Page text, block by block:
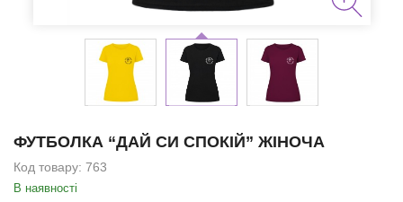
ФУТБОЛКА “ДАЙ СИ СПОКІЙ” ЖІНОЧА
Код товару: 763
В наявності